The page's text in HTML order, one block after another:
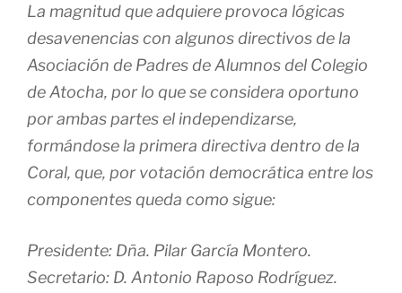
La magnitud que adquiere provoca lógicas
desavenencias con algunos directivos de la
Asociación de Padres de Alumnos del Colegio
de Atocha, por lo que se considera oportuno
por ambas partes el independizarse,
formándose la primera directiva dentro de la
Coral, que, por votación democrática entre los
componentes queda como sigue:
Presidente: Dña. Pilar García Montero.
Secretario: D. Antonio Raposo Rodríguez.